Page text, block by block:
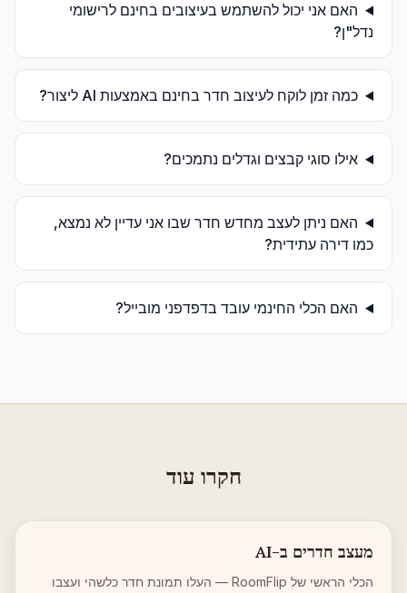
האם אני יכול להשתמש בעיצובים בחינם לרישומי
נדל"ן?
כמה זמן לוקח לעיצוב חדר בחינם באמצעות AI ליצור?
אילו סוגי קבצים וגדלים נתמכים?
האם ניתן לעצב מחדש חדר שבו אני עדיין לא נמצא,
כמו דירה עתידית?
האם הכלי החינמי עובד בדפדפני מובייל?
חקרו עוד
מעצב חדרים ב-AI
הכלי הראשי של RoomFlip — העלו תמונת חדר כלשהי ועצבו